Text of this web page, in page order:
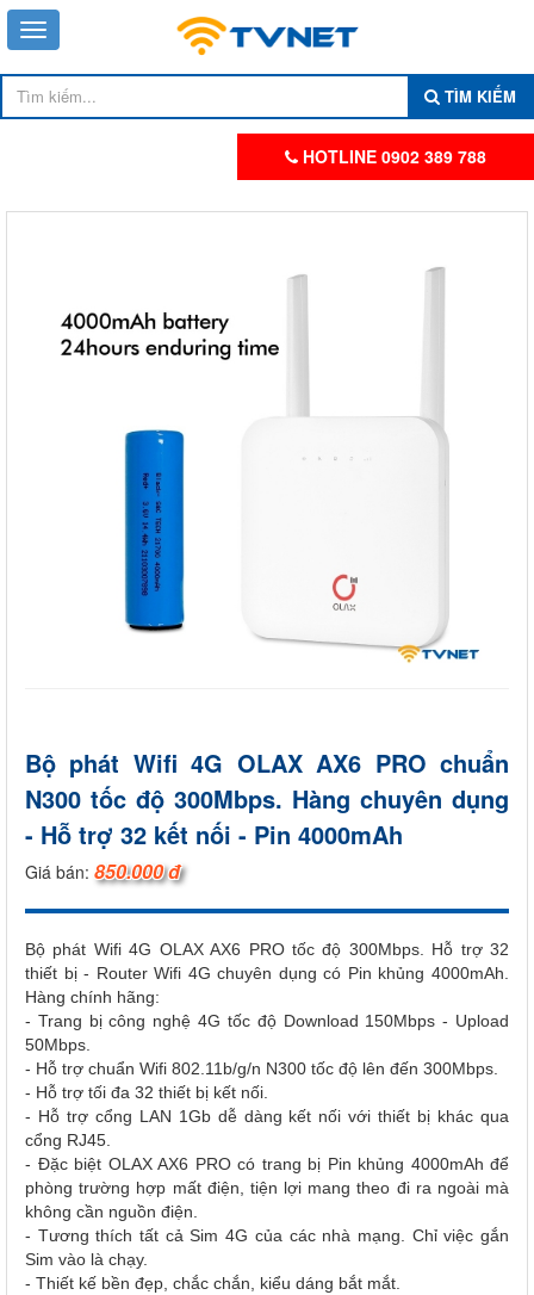
TÌM KIẾM
HOTLINE 0902 389 788
Bộ phát Wifi 4G OLAX AX6 PRO chuẩn
N300 tốc độ 300Mbps. Hàng chuyên dụng
- Hỗ trợ 32 kết nối - Pin 4000mAh
Giá bán: 850.000 đ
Bộ phát Wifi 4G OLAX AX6 PRO tốc độ 300Mbps. Hỗ trợ 32
thiết bị - Router Wifi 4G chuyên dụng có Pin khủng 4000mAh.
Hàng chính hãng:
- Trang bị công nghệ 4G tốc độ Download 150Mbps - Upload
50Mbps.
- Hỗ trợ chuẩn Wifi 802.11b/g/n N300 tốc độ lên đến 300Mbps.
- Hỗ trợ tối đa 32 thiết bị kết nối.
- Hỗ trợ cổng LAN 1Gb dễ dàng kết nối với thiết bị khác qua
cổng RJ45.
- Đặc biệt OLAX AX6 PRO có trang bị Pin khủng 4000mAh để
phòng trường hợp mất điện, tiện lợi mang theo đi ra ngoài mà
không cần nguồn điện.
- Tương thích tất cả Sim 4G của các nhà mạng. Chỉ việc gắn
Sim vào là chạy.
- Thiết kế bền đẹp, chắc chắn, kiểu dáng bắt mắt.